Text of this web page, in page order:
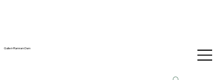
Galleri-Ramram Dam